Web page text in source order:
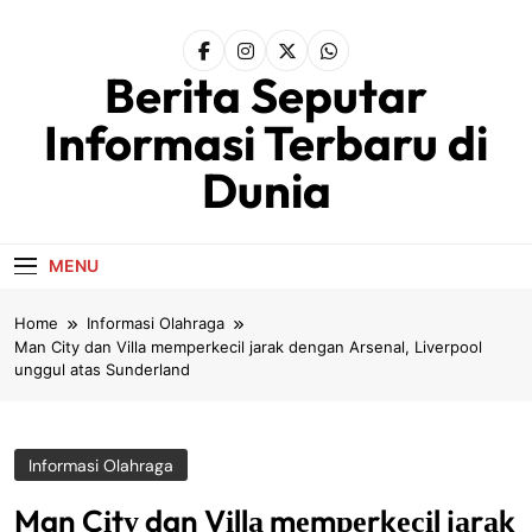
Berita Seputar
Informasi Terbaru di
Dunia
MENU
Home
Informasi Olahraga
Man Cіtу dan Vіllа mеmреrkесіl jаrаk dengan Arѕеnаl, Liverpool
unggul atas Sundеrlаnd
Informasi Olahraga
Man Cіtу dan Vіllа mеmреrkесіl jаrаk